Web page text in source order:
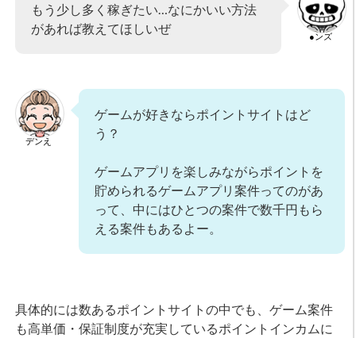
●ンズ
もう少し多く稼ぎたい…なにかいい方法
があれば教えてほしいぜ
デンえ
ゲームが好きならポイントサイトはど
う？
ゲームアプリを楽しみながらポイントを
貯められるゲームアプリ案件ってのがあ
って、中にはひとつの案件で数千円もら
える案件もあるよー。
具体的には数あるポイントサイトの中でも、ゲーム案件
も高単価・保証制度が充実しているポイントインカムに